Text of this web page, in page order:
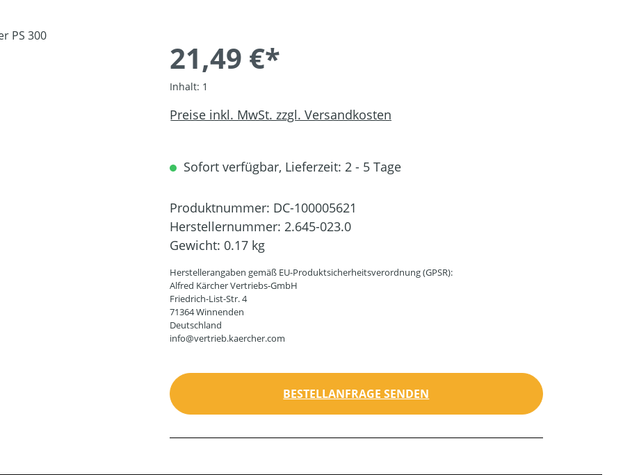
21,49 €*
Inhalt: 1
Preise inkl. MwSt. zzgl. Versandkosten
Sofort verfügbar, Lieferzeit: 2 - 5 Tage
Produktnummer: DC-100005621
Herstellernummer: 2.645-023.0
Gewicht: 0.17 kg
Herstellerangaben gemäß EU-Produktsicherheitsverordnung (GPSR):
Alfred Kärcher Vertriebs-GmbH
Friedrich-List-Str. 4
71364 Winnenden
Deutschland
info@vertrieb.kaercher.com
BESTELLANFRAGE SENDEN